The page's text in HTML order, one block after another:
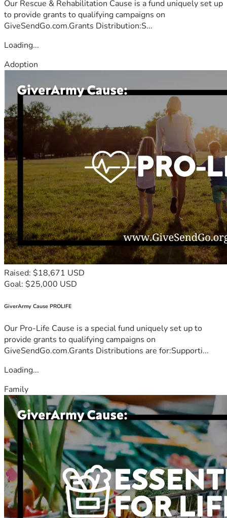
Our Rescue & Rehabilitation Cause is a fund uniquely set up
to provide grants to qualifying campaigns on
GiveSendGo.com.Grants Distribution:S...
Loading...
Adoption
Raised: $18,671 USD
Goal: $25,000 USD
GiverArmy Cause PROLIFE
Our Pro-Life Cause is a special fund uniquely set up to
provide grants to qualifying campaigns on
GiveSendGo.com.Grants Distributions are for:Supporti...
Loading...
Family